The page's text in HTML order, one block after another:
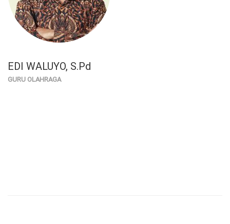
EDI WALUYO, S.Pd
GURU OLAHRAGA